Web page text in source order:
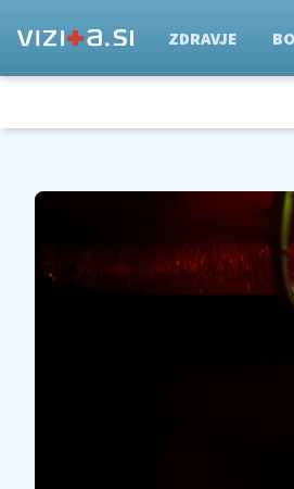
ZDRAVJE